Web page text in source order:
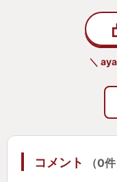
人の生活が垣間見
正直、このゲーム
これを遊ぶと、シ
「龍が如く」シリ
かりました。
＼
コメント （0件